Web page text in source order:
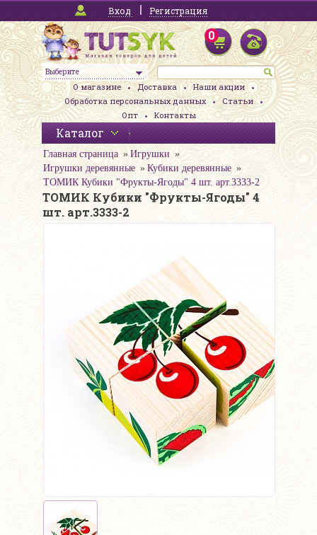
Вход Регистрация
Выберите
0
О магазине Доставка
Наши акции
Обработка персональных данных
Статьи
Опт
Контакты
Каталог
Главная страница
Игрушки
Игрушки деревянные
Кубики деревянные
ТОМИК Кубики "Фрукты-Ягоды" 4 шт. арт.3333-2
ТОМИК Кубики "Фрукты-Ягоды" 4
шт. арт.3333-2